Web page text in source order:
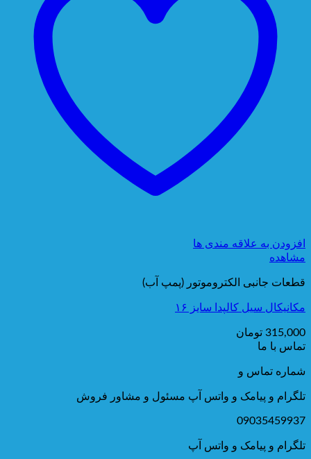
افزودن به علاقه مندی ها
مشاهده
قطعات جانبی الکتروموتور (پمپ آب)
مکانیکال سیل کالپدا سایز ۱۶
315,000 تومان
تماس با ما
شماره تماس و
تلگرام و پیامک و واتس آپ مسئول و مشاور فروش
09035459937
تلگرام و پیامک و واتس آپ